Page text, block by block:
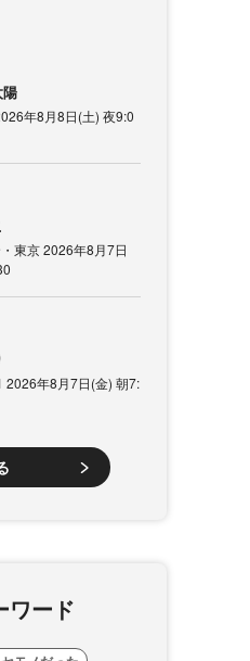
年8月8日(土) 夜9:0
東京 2026年8月7日
2026年8月7日(金) 朝7:
ワード